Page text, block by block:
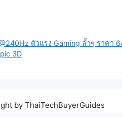
ตัวแรง Gaming ล้ำๆ ราคา
3D
by ThaiTechBuyerGuides